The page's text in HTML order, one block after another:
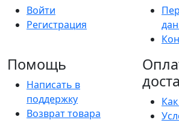
Войти
Регистрация
Помощь
Написать в
поддержку
Возврат товара